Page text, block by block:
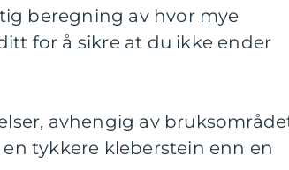
beregning av hvor mye
for å sikre at du ikke ender
avhengig av
tykkere kleberstein enn en